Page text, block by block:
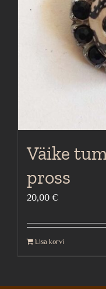
Väike
pross
20,00 €
Lisa korvi